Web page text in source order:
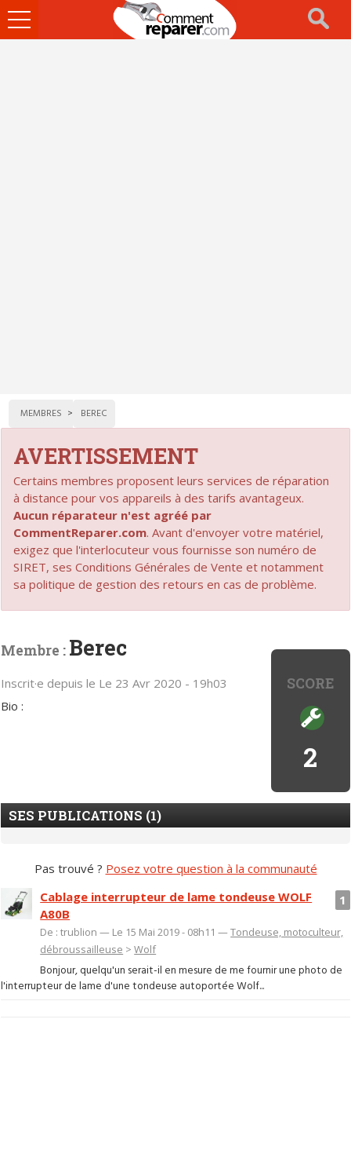
Ouvrir
le
MEMBRES BEREC
AVERTISSEMENT
Certains membres proposent leurs services de réparation
à distance pour vos appareils à des tarifs avantageux.
Aucun réparateur n'est agréé par
CommentReparer.com. Avant d'envoyer votre matériel,
exigez que l'interlocuteur vous fournisse son numéro de
SIRET, ses Conditions Générales de Vente et notamment
sa politique de gestion des retours en cas de problème.
SCORE
2
Membre : Berec
Inscrit·e depuis le Le 23 Avr 2020 - 19h03
Bio :
SES PUBLICATIONS (1)
Pas trouvé ? Posez votre question à la communauté
1
Cablage interrupteur de lame tondeuse WOLF
A80B
De : trublion — Le 15 Mai 2019 - 08h11 —Tondeuse, motoculteur,
débroussailleuse >Wolf
Bonjour, quelqu'un serait-il en mesure de me fournir une photo de
l'interrupteur de lame d'une tondeuse autoportée Wolf...